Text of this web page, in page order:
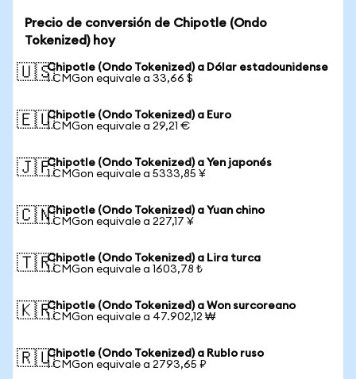
Precio de conversión de Chipotle (Ondo
Tokenized) hoy
🇺🇸Chipotle (Ondo Tokenized) a Dólar estadounidense
1 CMGon equivale a 33,66 $
🇪🇺Chipotle (Ondo Tokenized) a Euro
1 CMGon equivale a 29,21 €
🇯🇵Chipotle (Ondo Tokenized) a Yen japonés
1 CMGon equivale a 5333,85 ¥
🇨🇳Chipotle (Ondo Tokenized) a Yuan chino
1 CMGon equivale a 227,17 ¥
🇹🇷Chipotle (Ondo Tokenized) a Lira turca
1 CMGon equivale a 1603,78 ₺
🇰🇷Chipotle (Ondo Tokenized) a Won surcoreano
1 CMGon equivale a 47.902,12 ₩
🇷🇺Chipotle (Ondo Tokenized) a Rublo ruso
1 CMGon equivale a 2793,65 ₽